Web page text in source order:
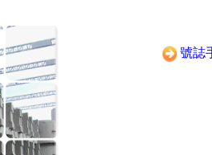
號誌